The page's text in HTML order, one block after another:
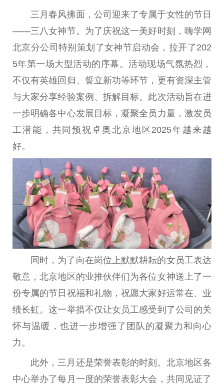
三月春风拂面，公司迎来了专属于女性的节日
——三八女神节。为了庆祝这一美好时刻，嗨学网
北京分公司特别策划了女神节启动会，拉开了202
5年第一场大型活动的序幕。活动现场气氛热烈，
不仅有英雄回归、誓立新功等环节，更有资深主管
与大家分享经验案例、拆解目标。此次活动旨在进
一步明确各中心发展目标，凝聚全员力量，激发员
工潜能，共同预祝卓奥北京地区2025年越来越
好。
同时，为了向在岗位上默默耕耘的女员工表达
敬意，北京地区的业推伙伴们为各位女神送上了一
份专属的节日祝福和礼物，祝愿大家好运常在、业
绩长虹。这一举措不仅让女员工感受到了公司的关
怀与温暖，也进一步增强了团队的凝聚力和向心
力。
此外，三月还是荣誉表彰的时刻。北京地区各
中心举办了每月一度的荣誉表彰大会，共同见证了